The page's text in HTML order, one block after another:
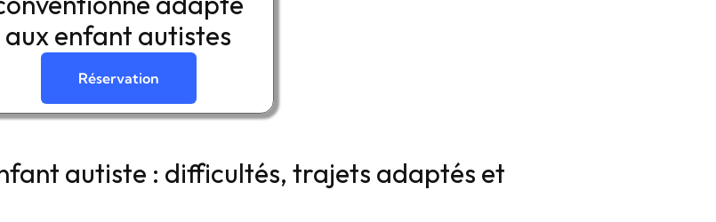
aux enfant autistes
Réservation
autiste : difficultés, trajets adaptés et